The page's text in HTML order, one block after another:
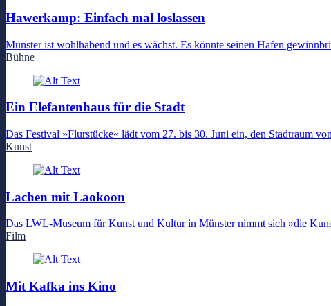
Hawerkamp: Einfach mal loslassen
Münster ist wohlhabend und es wächst. Es könnte seinen Hafen
Bühne
Ein Elefantenhaus für die Stadt
Das Festival »Flurstücke« lädt vom 27. bis 30. Juni ein, den Stadtraum
Kunst
Lachen mit Laokoon
Das LWL-Museum für Kunst und Kultur in Münster nimmt sich »die
Film
Mit Kafka ins Kino